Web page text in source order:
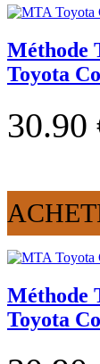
Méthode
Toyota
30.90
Méthode
Toyota